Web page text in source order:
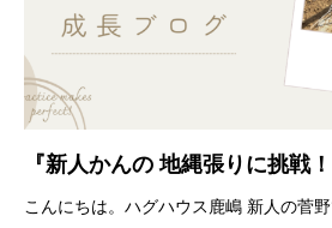
『新人かんの 地縄張りに挑戦！
こんにちは。ハグハウス鹿嶋 新人の菅